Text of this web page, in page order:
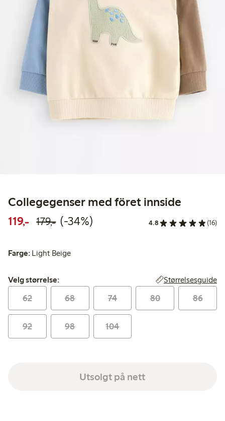
Collegegenser med föret innside
119,- Rabattert pris: 119,00 kr
179,-Vanlig pris: 179,00 kr
34% rabatt
(-34%) 4.8 (16)
Farge: Light Beige
Velg størrelse:
Velg størrelse: Størrelsesguide
62 68 74 80 86
92 98 104
Utsolgt på nett